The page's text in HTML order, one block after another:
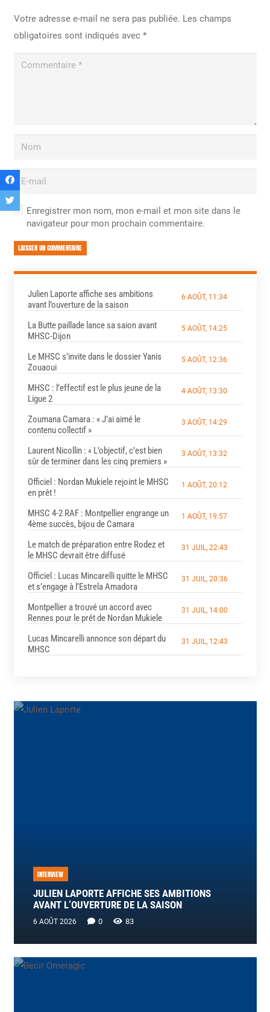
Votre adresse e-mail ne sera pas publiée. Les champs
obligatoires sont indiqués avec *
Enregistrer mon nom, mon e-mail et mon site dans le
navigateur pour mon prochain commentaire.
LAISSER UN COMMENTAIRE
Julien Laporte affiche ses ambitions
avant l’ouverture de la saison
6 AOÛT, 11:34
La Butte paillade lance sa saion avant
MHSC-Dijon
5 AOÛT, 14:25
Le MHSC s’invite dans le dossier Yanis
Zouaoui
5 AOÛT, 12:36
MHSC : l’effectif est le plus jeune de la
Ligue 2
4 AOÛT, 13:30
Zoumana Camara : « J’ai aimé le
contenu collectif »
3 AOÛT, 14:29
Laurent Nicollin : « L’objectif, c’est bien
sûr de terminer dans les cinq premiers »
3 AOÛT, 13:32
Officiel : Nordan Mukiele rejoint le MHSC
en prêt !
1 AOÛT, 20:12
MHSC 4-2 RAF : Montpellier engrange un
4ème succès, bijou de Camara
1 AOÛT, 19:57
Le match de préparation entre Rodez et
le MHSC devrait être diffusé
31 JUIL, 22:43
Officiel : Lucas Mincarelli quitte le MHSC
et s’engage à l’Estrela Amadora
31 JUIL, 20:36
Montpellier a trouvé un accord avec
Rennes pour le prêt de Nordan Mukiele
31 JUIL, 14:00
Lucas Mincarelli annonce son départ du
MHSC
31 JUIL, 12:43
INTERVIEW
JULIEN LAPORTE AFFICHE SES AMBITIONS
AVANT L’OUVERTURE DE LA SAISON
6 AOÛT 2026 0 83